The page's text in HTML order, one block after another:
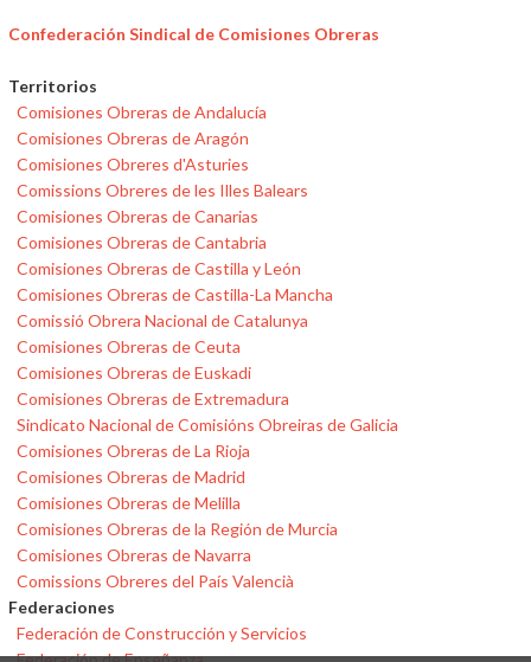
Confederación Sindical de Comisiones Obreras
Territorios
Comisiones Obreras de Andalucía
Comisiones Obreras de Aragón
Comisiones Obreres d'Asturies
Comissions Obreres de les Illes Balears
Comisiones Obreras de Canarias
Comisiones Obreras de Cantabria
Comisiones Obreras de Castilla y León
Comisiones Obreras de Castilla-La Mancha
Comissió Obrera Nacional de Catalunya
Comisiones Obreras de Ceuta
Comisiones Obreras de Euskadi
Comisiones Obreras de Extremadura
Sindicato Nacional de Comisións Obreiras de Galicia
Comisiones Obreras de La Rioja
Comisiones Obreras de Madrid
Comisiones Obreras de Melilla
Comisiones Obreras de la Región de Murcia
Comisiones Obreras de Navarra
Comissions Obreres del País Valencià
Federaciones
Federación de Construcción y Servicios